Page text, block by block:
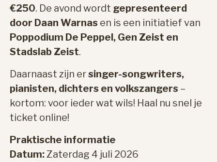
€250. De avond wordt gepresenteerd
door Daan Warnas en is een initiatief van
Poppodium De Peppel, Gen Zeist en
Stadslab Zeist.
Daarnaast zijn ersinger-songwriters,
pianisten, dichters en volkszangers –
kortom: voor ieder wat wils! Haal nu snel je
ticket online!
Praktische informatie
Datum:Zaterdag 4 juli 2026